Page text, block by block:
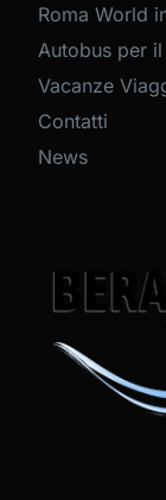
Roma World
Autobus per
Vacanze
Contatti
News